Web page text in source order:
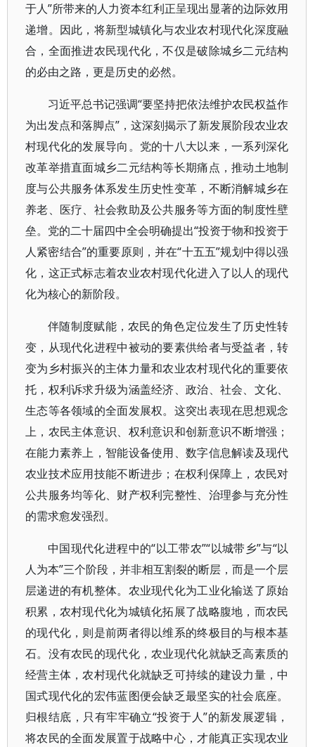
于人”所带来的人力资本红利正呈现出显著的边际效用
递增。因此，将新型城镇化与农业农村现代化深度融
合，全面推进农民现代化，不仅是破除城乡二元结构
的必由之路，更是历史的必然。
习近平总书记强调“要坚持把依法维护农民权益作
为出发点和落脚点”，这深刻揭示了新发展阶段农业农
村现代化的发展导向。党的十八大以来，一系列深化
改革举措直面城乡二元结构等长期痛点，推动土地制
度与公共服务体系发生历史性变革，不断消解城乡在
养老、医疗、社会救助及公共服务等方面的制度性壁
垒。党的二十届四中全会明确提出“投资于物和投资于
人紧密结合”的重要原则，并在“十五五”规划中得以强
化，这正式标志着农业农村现代化进入了以人的现代
化为核心的新阶段。
伴随制度赋能，农民的角色定位发生了历史性转
变，从现代化进程中被动的要素供给者与受益者，转
变为乡村振兴的主体力量和农业农村现代化的重要依
托，权利诉求升级为涵盖经济、政治、社会、文化、
生态等各领域的全面发展权。这突出表现在思想观念
上，农民主体意识、权利意识和创新意识不断增强；
在能力素养上，智能设备使用、数字信息解读及现代
农业技术应用技能不断进步；在权利保障上，农民对
公共服务均等化、财产权利完整性、治理参与充分性
的需求愈发强烈。
中国现代化进程中的“以工带农”“以城带乡”与“以
人为本”三个阶段，并非相互割裂的断层，而是一个层
层递进的有机整体。农业现代化为工业化输送了原始
积累，农村现代化为城镇化拓展了战略腹地，而农民
的现代化，则是前两者得以维系的终极目的与根本基
石。没有农民的现代化，农业现代化就缺乏高素质的
经营主体，农村现代化就缺乏可持续的建设力量，中
国式现代化的宏伟蓝图便会缺乏最坚实的社会底座。
归根结底，只有牢牢确立“投资于人”的新发展逻辑，
将农民的全面发展置于战略中心，才能真正实现农业